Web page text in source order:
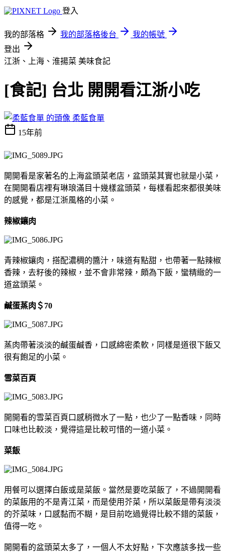
登入
我的部落格 我的部落格後台
我的帳號
登出
江浙、上海、淮揚菜 美味食記
[食記] 台北 開開看江浙小吃
柔藍食單
15年前
開開看是家著名的上海盆頭菜老店，盆頭菜其實也就是小菜，
在開開看店裡有琳琅滿目十幾樣盆頭菜，每樣看起來都很美味
的感覺，都是江浙風格的小菜。
辣椒鑲肉
青辣椒鑲肉，搭配濃稠的醬汁，味道有點甜，也帶著一點辣椒
香辣，去籽後的辣椒，並不會非常辣，頗為下飯，蠻精緻的一
道盆頭菜。
鹹蛋蒸肉＄70
蒸肉帶著淡淡的鹹蛋鹹香，口感綿密柔軟，同樣是道很下飯又
很有飽足的小菜。
雪菜百頁
開開看的雪菜百頁口感稍微水了一點，也少了一點香味，同時
口味也比較淡，覺得這是比較可惜的一道小菜。
菜飯
用餐可以選擇白飯或是菜飯。當然是要吃菜飯了，不過開開看
的菜飯用的不是青江菜，而是使用芥菜，所以菜飯是帶有淡淡
的芥菜味，口感黏而不糊，是目前吃過覺得比較不錯的菜飯，
值得一吃。
開開看的盆頭菜太多了，一個人不太好點，下次應該多找一些